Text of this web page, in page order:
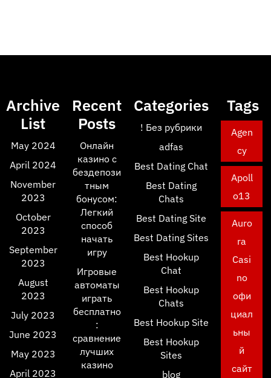
Archive
List
May 2024
April 2024
November
2023
October
2023
September
2023
August
2023
July 2023
June 2023
May 2023
April 2023
Recent
Posts
Онлайн
казино с
бездепози
тным
бонусом:
Легкий
способ
начать
игру
Игровые
автоматы
играть
бесплатно
:
сравнение
лучших
казино
Categories
! Без рубрики
adfas
Best Dating Chat
Best Dating
Chats
Best Dating Site
Best Dating Sites
Best Hookup
Chat
Best Hookup
Chats
Best Hookup Site
Best Hookup
Sites
blog
Tags
Agen
cy
Apoll
o13
Auro
ra
Casi
no
офи
циал
ьны
й
сайт